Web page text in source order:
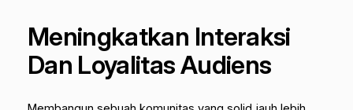
Meningkatkan Interaksi
Dan Loyalitas Audiens